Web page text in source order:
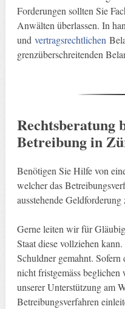
Forderungen sollten Sie
Anwälten überlassen. In
und vertragsrechtlichen
grenzüberschreitenden
Rechtsberatung
Betreibung in
Benötigen Sie Hilfe von
welcher das
ausstehende
Gerne leiten wir für
Staat diese vollziehen
Schuldner gemahnt.
nicht fristgemäss
unserer Unterstützung am
Betreibungsverfahren